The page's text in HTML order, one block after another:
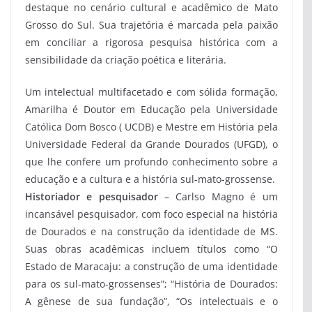
destaque no cenário cultural e acadêmico de Mato
Grosso do Sul. Sua trajetória é marcada pela paixão
em conciliar a rigorosa pesquisa histórica com a
sensibilidade da criação poética e literária.
Um intelectual multifacetado e com sólida formação,
Amarilha é Doutor em Educação pela Universidade
Católica Dom Bosco ( UCDB) e Mestre em História pela
Universidade Federal da Grande Dourados (UFGD), o
que lhe confere um profundo conhecimento sobre a
educação e a cultura e a história sul-mato-grossense.
Historiador e pesquisador– Carlso Magno é um
incansável pesquisador, com foco especial na história
de Dourados e na construção da identidade de MS.
Suas obras acadêmicas incluem títulos como “O
Estado de Maracaju: a construção de uma identidade
para os sul-mato-grossenses”; “História de Dourados:
A gênese de sua fundação”, “Os intelectuais e o